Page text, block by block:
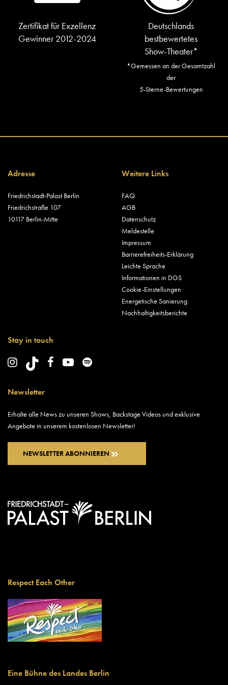
Zertifikat für Exzellenz
Gewinner 2012-2024
Deutschlands
bestbewertetes
Show-Theater*
*Gemessen an der Gesamtzahl
der
5-Sterne-Bewertungen
Adresse
Friedrichstadt-Palast Berlin
Friedrichstraße 107
10117 Berlin-Mitte
Weitere Links
FAQ
AGB
Datenschutz
Meldestelle
Impressum
Barrierefreiheits-Erklärung
Leichte Sprache
Informationen in DGS
Cookie-Einstellungen
Energetische Sanierung
Nachhaltigkeitsberichte
Stay in touch
Newsletter
Erhalte alle News zu unseren Shows, Backstage Videos und exklusive
Angebote in unserem kostenlosen Newsletter!
NEWSLETTER ABONNIEREN
Respect Each Other
Eine Bühne des Landes Berlin